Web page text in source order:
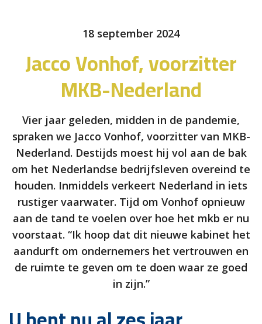
18 september 2024
Jacco Vonhof, voorzitter
MKB-Nederland
Vier jaar geleden, midden in de pandemie,
spraken we Jacco Vonhof, voorzitter van MKB-
Nederland. Destijds moest hij vol aan de bak
om het Nederlandse bedrijfsleven overeind te
houden. Inmiddels verkeert Nederland in iets
rustiger vaarwater. Tijd om Vonhof opnieuw
aan de tand te voelen over hoe het mkb er nu
voorstaat. “Ik hoop dat dit nieuwe kabinet het
aandurft om ondernemers het vertrouwen en
de ruimte te geven om te doen waar ze goed
in zijn.”